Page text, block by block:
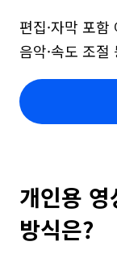
편집·자막 포
음악·속도 조
개인용
방식은?